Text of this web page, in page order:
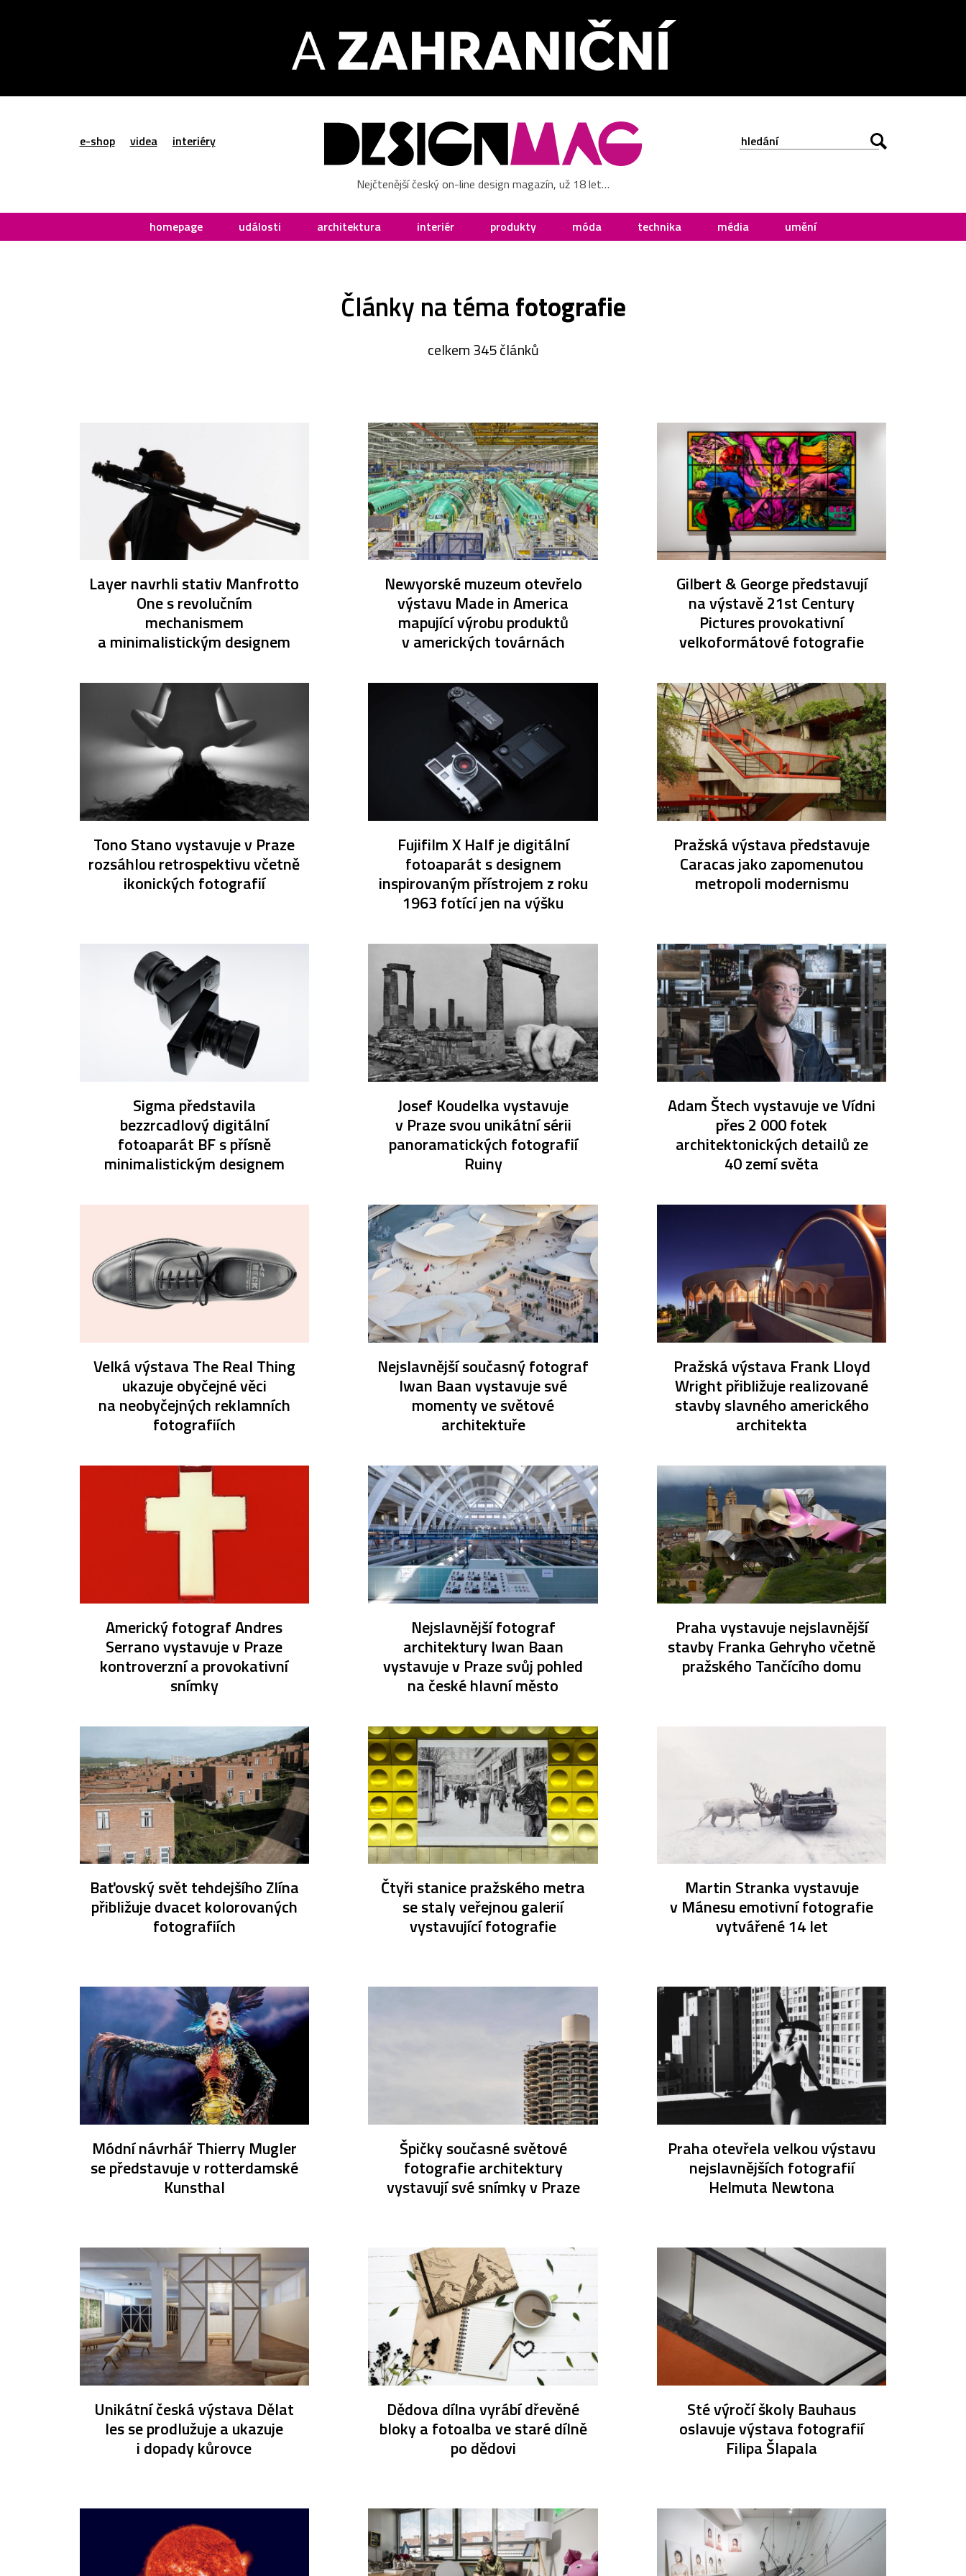
e-shop videa interiéry
Nejčtenější český on-line design magazín, už 18 let…
homepage události architektura interiér produkty móda technika média umění
Články na témafotografie
celkem 345 článků
Layer navrhli stativ Manfrotto
One s revolučním
mechanismem
a minimalistickým designem
Newyorské muzeum otevřelo
výstavu Made in America
mapující výrobu produktů
v amerických továrnách
Gilbert & George představují
na výstavě 21st Century
Pictures provokativní
velkoformátové fotografie
Tono Stano vystavuje v Praze
rozsáhlou retrospektivu včetně
ikonických fotografií
Fujifilm X Half je digitální
fotoaparát s designem
inspirovaným přístrojem z roku
1963 fotící jen na výšku
Pražská výstava představuje
Caracas jako zapomenutou
metropoli modernismu
Sigma představila
bezzrcadlový digitální
fotoaparát BF s přísně
minimalistickým designem
Josef Koudelka vystavuje
v Praze svou unikátní sérii
panoramatických fotografií
Ruiny
Adam Štech vystavuje ve Vídni
přes 2 000 fotek
architektonických detailů ze
40 zemí světa
Velká výstava The Real Thing
ukazuje obyčejné věci
na neobyčejných reklamních
fotografiích
Nejslavnější současný fotograf
Iwan Baan vystavuje své
momenty ve světové
architektuře
Pražská výstava Frank Lloyd
Wright přibližuje realizované
stavby slavného amerického
architekta
Americký fotograf Andres
Serrano vystavuje v Praze
kontroverzní a provokativní
snímky
Nejslavnější fotograf
architektury Iwan Baan
vystavuje v Praze svůj pohled
na české hlavní město
Praha vystavuje nejslavnější
stavby Franka Gehryho včetně
pražského Tančícího domu
Baťovský svět tehdejšího Zlína
přibližuje dvacet kolorovaných
fotografiích
Čtyři stanice pražského metra
se staly veřejnou galerií
vystavující fotografie
Martin Stranka vystavuje
v Mánesu emotivní fotografie
vytvářené 14 let
Módní návrhář Thierry Mugler
se představuje v rotterdamské
Kunsthal
Špičky současné světové
fotografie architektury
vystavují své snímky v Praze
Praha otevřela velkou výstavu
nejslavnějších fotografií
Helmuta Newtona
Unikátní česká výstava Dělat
les se prodlužuje a ukazuje
i dopady kůrovce
Dědova dílna vyrábí dřevěné
bloky a fotoalba ve staré dílně
po dědovi
Sté výročí školy Bauhaus
oslavuje výstava fotografií
Filipa Šlapala